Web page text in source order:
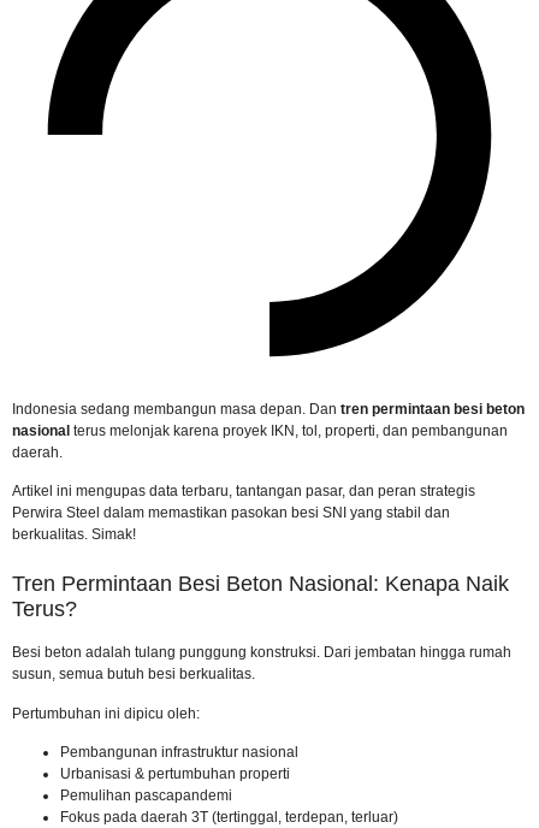
Indonesia sedang membangun masa depan. Dan tren permintaan besi beton
nasional terus melonjak karena proyek IKN, tol, properti, dan pembangunan
daerah.
Artikel ini mengupas data terbaru, tantangan pasar, dan peran strategis
Perwira Steel dalam memastikan pasokan besi SNI yang stabil dan
berkualitas. Simak!
Tren Permintaan Besi Beton Nasional: Kenapa Naik
Terus?
Besi beton adalah tulang punggung konstruksi. Dari jembatan hingga rumah
susun, semua butuh besi berkualitas.
Pertumbuhan ini dipicu oleh:
Pembangunan infrastruktur nasional
Urbanisasi & pertumbuhan properti
Pemulihan pascapandemi
Fokus pada daerah 3T (tertinggal, terdepan, terluar)